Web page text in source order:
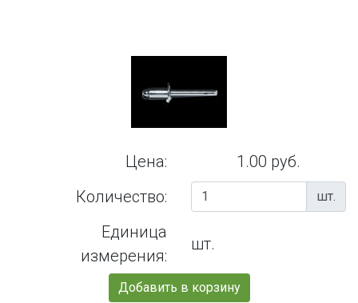
Цена:
1.00 руб.
Количество:
шт.
Единица
измерения:
шт.
Добавить в корзину